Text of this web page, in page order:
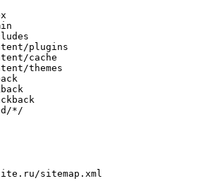
plugins
cache
themes
*/